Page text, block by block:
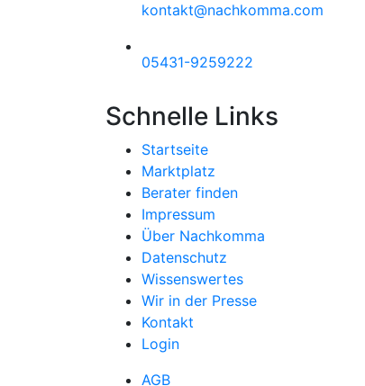
kontakt@nachkomma.com
05431-9259222
Schnelle Links
Startseite
Marktplatz
Berater finden
Impressum
Über Nachkomma
Datenschutz
Wissenswertes
Wir in der Presse
Kontakt
Login
AGB